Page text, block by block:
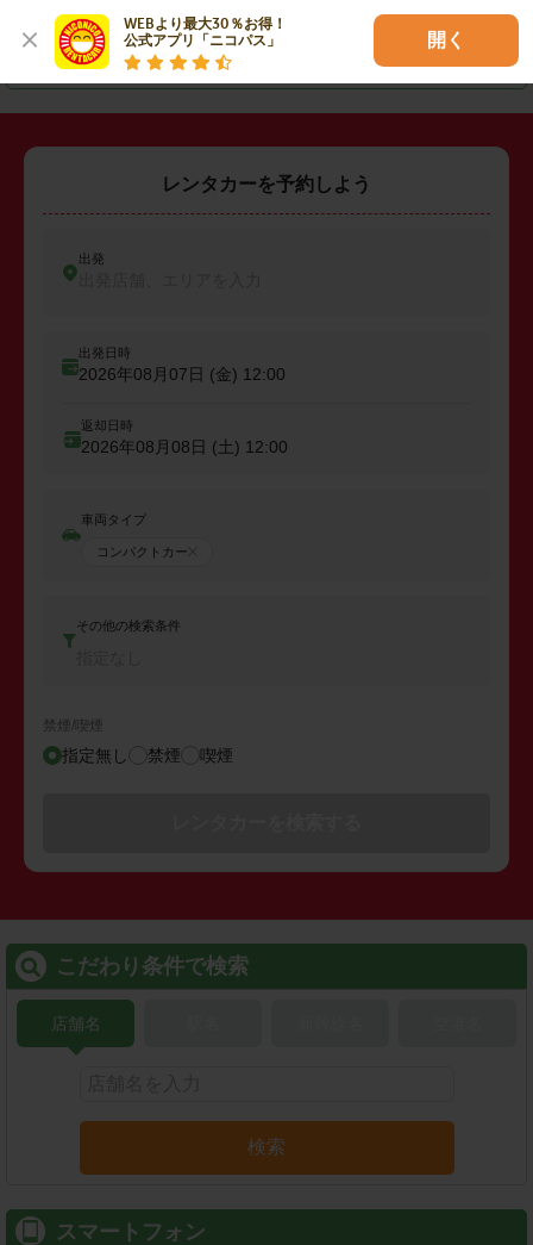
WEBより最大30％お得！
公式アプリ「ニコパス」
開く
・ 仲多度郡琴平町
レンタカーを予約しよう
出発
出発日時
2026年08月07日 (金) 12:00
返却日時
2026年08月08日 (土) 12:00
車両タイプ
コンパクトカー
その他の検索条件
禁煙/喫煙
指定無し 禁煙 喫煙
こだわり条件で検索
店舗名
検索
スマートフォン